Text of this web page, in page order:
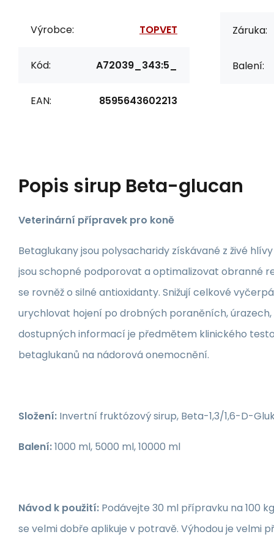
Výrobce: TOPVET
Kód: A72039_343:5_
EAN: 8595643602213
Záruka:
Balení:
Popis sirup Beta-glucan
Veterinární přípravek pro koně
Betaglukany jsou polysacharidy získávané z živé
jsou schopné podporovat a optimalizovat obranné
se rovněž o silné antioxidanty. Snižují celkové
urychlovat hojení po drobných poraněních,
dostupných informací je předmětem klinického
betaglukanů na nádorová onemocnění.
Složení: Invertní fruktózový sirup, Beta-1,3/1,6-D-
Balení:1000 ml, 5000 ml, 10000 ml
Návod k použití: Podávejte 30 ml přípravku na 100
se velmi dobře aplikuje v potravě. Výhodou je velmi